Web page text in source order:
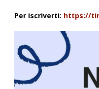
Per iscriverti: https://